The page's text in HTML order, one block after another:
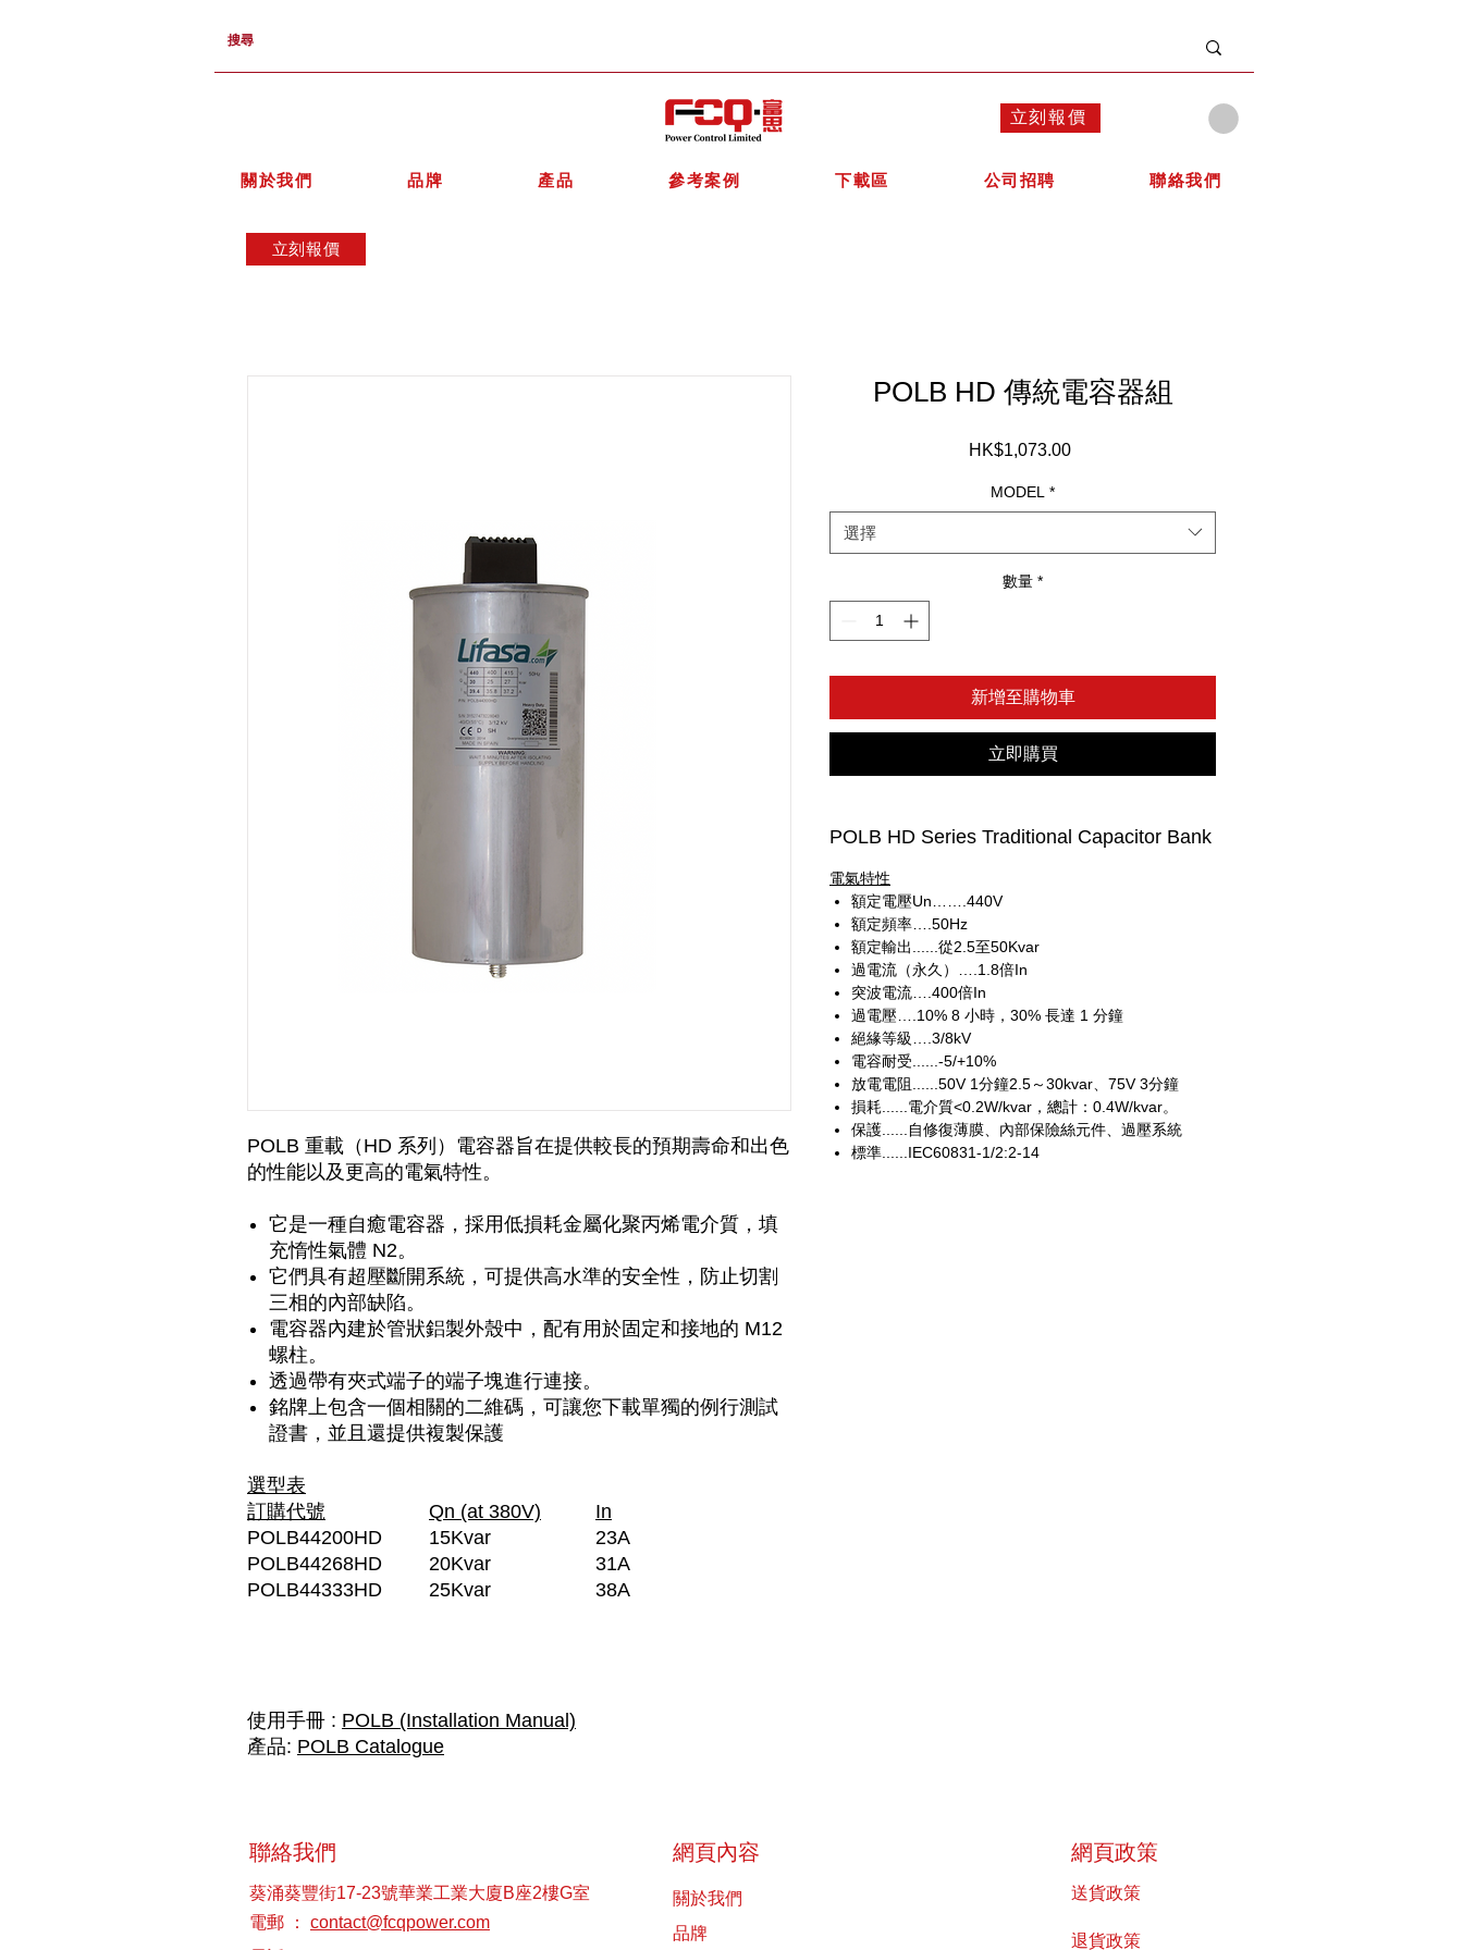
立刻報價
關於我們 品牌 產品 參考案例 下載區 公司招聘 聯絡我們
POLB 重載（HD 系列）電容器旨在提供較長的預期壽命和出色
的性能以及更高的電氣特性。
它是一種自癒電容器，採用低損耗金屬化聚丙烯電介質，填
充惰性氣體 N2。
它們具有超壓斷開系統，可提供高水準的安全性，防止切割
三相的內部缺陷。
電容器內建於管狀鋁製外殼中，配有用於固定和接地的 M12
螺柱。
透過帶有夾式端子的端子塊進行連接。
銘牌上包含一個相關的二維碼，可讓您下載單獨的例行測試
證書，並且還提供複製保護
選型表
訂購代號
Qn (at 380V)
In
POLB44200HD
15Kvar
23A
POLB44268HD
20Kvar
31A
POLB44333HD
25Kvar 38A
使用手冊 : POLB (Installation Manual)
產品: POLB Catalogue
POLB HD 傳統電容器組
HK$1,073.00價
MODEL *
選擇
數量 *
新增至購物車
立即購買
POLB HD Series Traditional Capacitor Bank
電氣特性
額定電壓Un…….440V
額定頻率….50Hz
額定輸出......從2.5至50Kvar
過電流（永久）….1.8倍In
突波電流….400倍In
過電壓….10% 8 小時，30% 長達 1 分鐘
絕緣等級….3/8kV
電容耐受......-5/+10%
放電電阻......50V 1分鐘2.5～30kvar、75V 3分鐘
損耗......電介質<0.2W/kvar，總計：0.4W/kvar。
保護......自修復薄膜、內部保險絲元件、過壓系統
標準......IEC60831-1/2:2-14
立刻報價
聯絡我們
葵涌葵豐街17-23號華業工業大廈B座2樓G室
電郵 ： contact@fcqpower.com
網頁內容
關於我們
品牌
​網頁政策
送貨政策
​退貨政策